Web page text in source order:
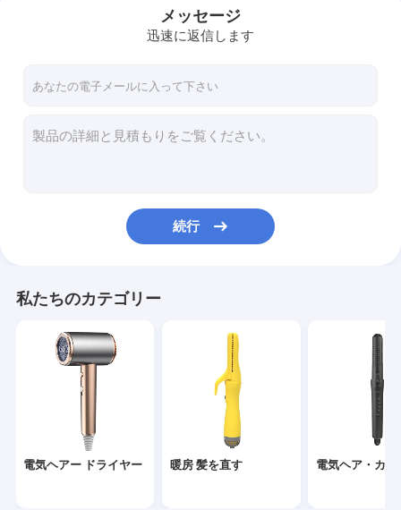
電気ヘア・カーラー
高速ヘアー ドライヤー
多機能ヘアスタイラー
メッセージ
迅速に返信します
続行
私たちのカテゴリー
電気ヘアー ドライヤー 暖房 髪を直す 電気ヘア・カー